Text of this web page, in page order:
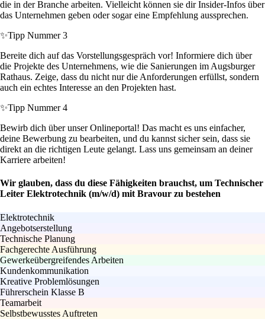
die in der Branche arbeiten. Vielleicht können sie dir Insider-Infos über
das Unternehmen geben oder sogar eine Empfehlung aussprechen.
✨Tipp Nummer 3
Bereite dich auf das Vorstellungsgespräch vor! Informiere dich über
die Projekte des Unternehmens, wie die Sanierungen im Augsburger
Rathaus. Zeige, dass du nicht nur die Anforderungen erfüllst, sondern
auch ein echtes Interesse an den Projekten hast.
✨Tipp Nummer 4
Bewirb dich über unser Onlineportal! Das macht es uns einfacher,
deine Bewerbung zu bearbeiten, und du kannst sicher sein, dass sie
direkt an die richtigen Leute gelangt. Lass uns gemeinsam an deiner
Karriere arbeiten!
Wir glauben, dass du diese Fähigkeiten brauchst, um Technischer
Leiter Elektrotechnik (m/w/d) mit Bravour zu bestehen
Elektrotechnik
Angebotserstellung
Technische Planung
Fachgerechte Ausführung
Gewerkeübergreifendes Arbeiten
Kundenkommunikation
Kreative Problemlösungen
Führerschein Klasse B
Teamarbeit
Selbstbewusstes Auftreten